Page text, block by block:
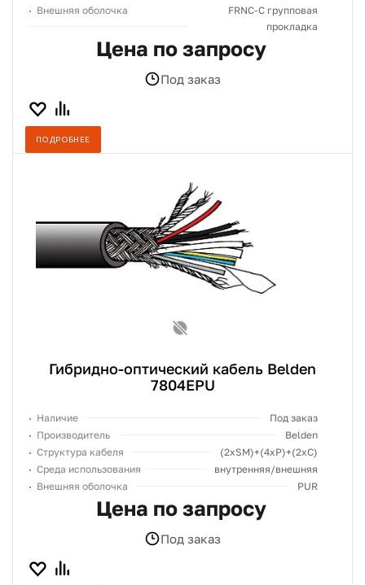
Внешняя оболочка
FRNC-C групповая
прокладка
Цена по запросу
Под заказ
ПОДРОБНЕЕ
Гибридно-оптический кабель Belden
7804EPU
Наличие
Под заказ
Производитель
Belden
Структура кабеля
(2хSM)+(4xP)+(2xC)
Среда использования
внутренняя/внешняя
Внешняя оболочка
PUR
Цена по запросу
Под заказ